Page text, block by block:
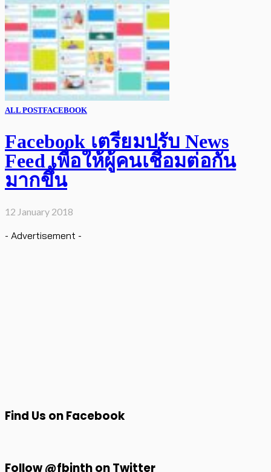
ALL POSTFACEBOOK
Facebook เตรียมปรับ News
Feed เพื่อให้ผู้คนเชื่อมต่อกัน
มากขึ้น
12 January 2018
- Advertisement -
Find Us on Facebook
Follow @fbinth on Twitter